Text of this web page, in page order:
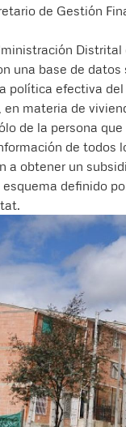
de Gestión
Distrital
una base de
política efectiva
en materia de
de la persona
de todos
a obtener un
definido